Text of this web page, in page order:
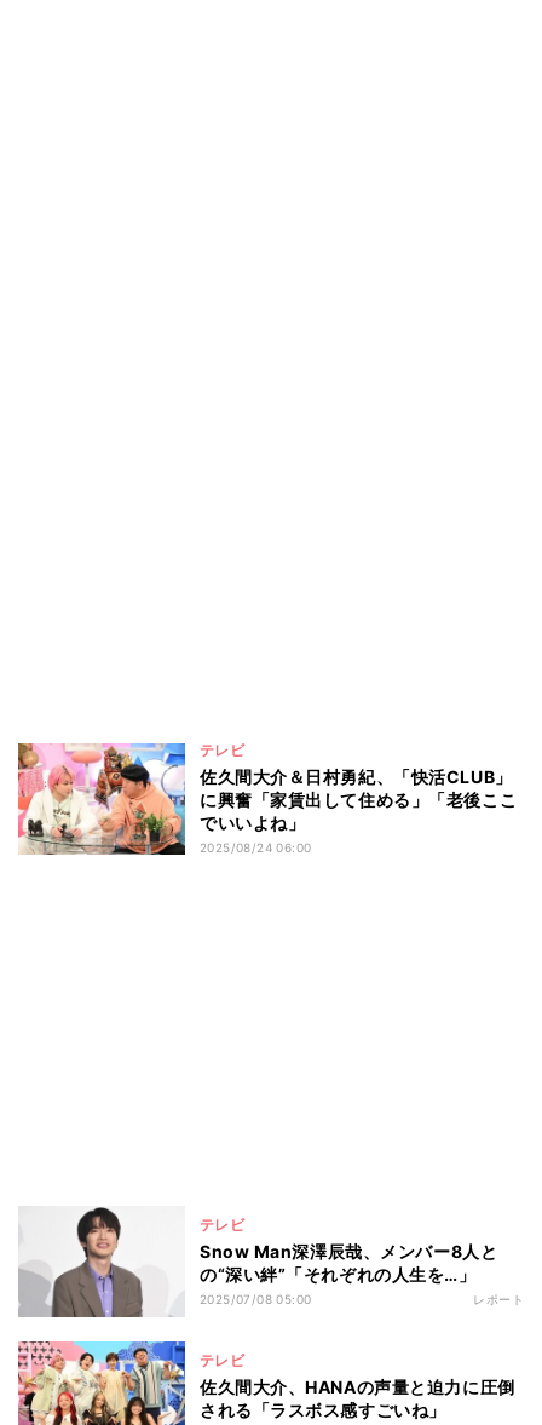
テレビ
佐久間大介＆日村勇紀、「快活CLUB」
に興奮「家賃出して住める」「老後ここ
でいいよね」
2025/08/24 06:00
テレビ
Snow Man深澤辰哉、メンバー8人と
の“深い絆”「それぞれの人生を…」
2025/07/08 05:00 レポート
テレビ
佐久間大介、HANAの声量と迫力に圧倒
される「ラスボス感すごいね」